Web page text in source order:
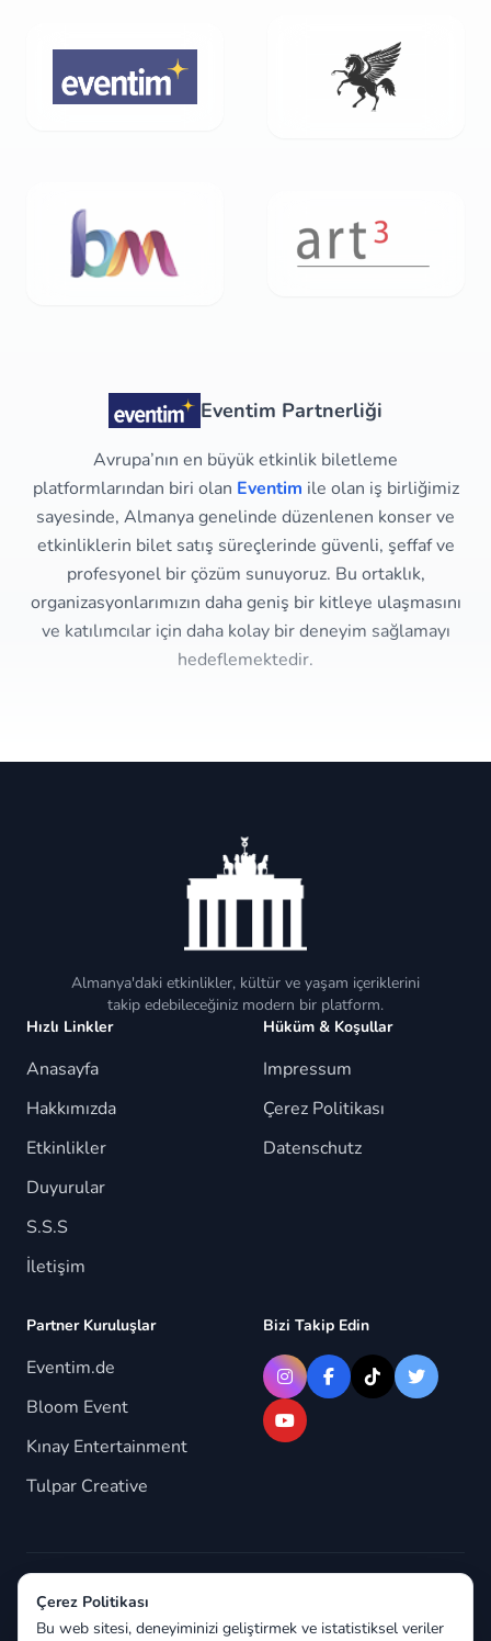
Eventim Partnerliği
Avrupa’nın en büyük etkinlik biletleme
platformlarından biri olan Eventim ile olan iş birliğimiz
sayesinde, Almanya genelinde düzenlenen konser ve
etkinliklerin bilet satış süreçlerinde güvenli, şeffaf ve
profesyonel bir çözüm sunuyoruz. Bu ortaklık,
organizasyonlarımızın daha geniş bir kitleye ulaşmasını
ve katılımcılar için daha kolay bir deneyim sağlamayı
hedeflemektedir.
Çerez Politikası
Bu web sitesi, deneyiminizi geliştirmek ve istatistiksel veriler
Almanya'daki etkinlikler, kültür ve yaşam içeriklerini
takip edebileceğiniz modern bir platform.
Hızlı Linkler
Anasayfa
Hakkımızda
Etkinlikler
Duyurular
S.S.S
İletişim
Hüküm & Koşullar
Impressum
Çerez Politikası
Datenschutz
Partner Kuruluşlar
Eventim.de
Bloom Event
Kınay Entertainment
Tulpar Creative
Bizi Takip Edin